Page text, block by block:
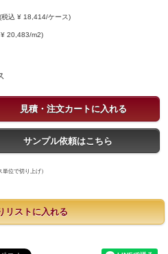
(税込 ¥ 18,414/ケース)
¥ 20,483/m2)
見積・注文カートに入れる
サンプル依頼はこちら
位で切り上げ）
リストに入れる